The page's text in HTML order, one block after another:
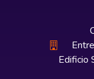
Edificio